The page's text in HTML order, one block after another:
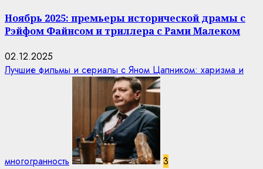
Ноябрь 2025: премьеры исторической драмы с
Рэйфом Файнсом и триллера с Рами Малеком
02.12.2025
Лучшие фильмы и сериалы с Яном Цапником: харизма и
многогранность 3